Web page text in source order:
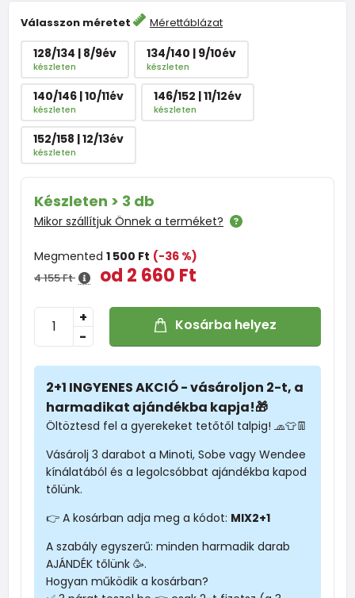
Válasszon méretet Mérettáblázat
128/134 | 8/9év
készleten
134/140 | 9/10év
készleten
140/146 | 10/11év
készleten
146/152 | 11/12év
készleten
152/158 | 12/13év
készleten
Készleten > 3 db
Mikor szállítjuk Önnek a terméket?
Megmented 1 500 Ft (-36 %)
4 155 Ft od 2 660 Ft
-
+ Kosárba helyez
2+1 INGYENES AKCIÓ - vásároljon 2-t, a
harmadikat ajándékba kapja!🎁
Öltöztesd fel a gyerekeket tetőtől talpig! 🧢👕👖
Vásárolj 3 darabot a Minoti, Sobe vagy Wendee
kínálatából és a legolcsóbbat ajándékba kapod
tőlünk.
👉 A kosárban adja meg a kódot: MIX2+1
A szabály egyszerű: minden harmadik darab
AJÁNDÉK tőlünk 🥳.
Hogyan működik a kosárban?